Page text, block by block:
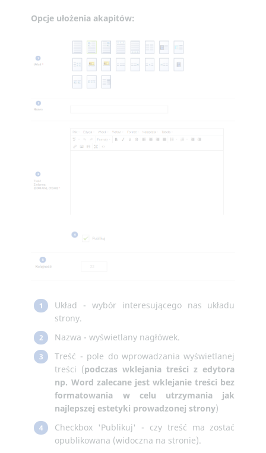
Opcje ułożenia akapitów:
1
Układ - wybór interesującego nas układu
strony.
2 Nazwa - wyświetlany nagłówek.
3
Treść - pole do wprowadzania wyświetlanej
treści (podczas wklejania treści z edytora
np. Word zalecane jest wklejanie treści bez
formatowania w celu utrzymania jak
najlepszej estetyki prowadzonej strony)
4
Checkbox 'Publikuj' - czy treść ma zostać
opublikowana (widoczna na stronie).